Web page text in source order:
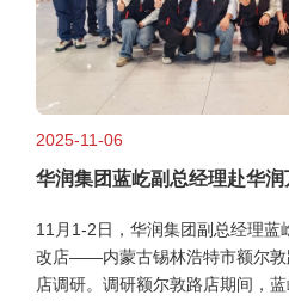
2025-11-06
华润集团蓝屹副总经理赴华
11月1-2日，华润集团副总经理蓝
改店——内蒙古锡林浩特市额尔敦
店调研。调研额尔敦路店期间，